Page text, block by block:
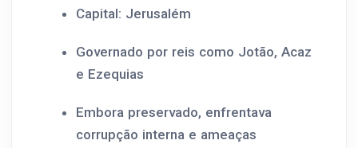
Capital: Jerusalém
Governado por reis como Jotão, Acaz
e Ezequias
Embora preservado, enfrentava
corrupção interna e ameaças